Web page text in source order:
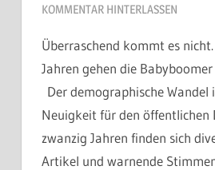
KOMMENTAR HINTERLASSEN
Überraschend kommt es
Jahren gehen die
Der demographische Wandel
Neuigkeit für den öffentlichen
zwanzig Jahren finden sich
Artikel und warnende